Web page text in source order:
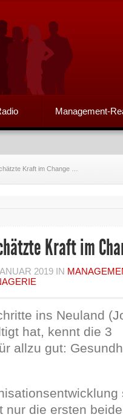
Management-
Kraft im Change …
Kraft im
2019 IN
ins Neuland
hat, kennt die 3
allzu gut:
nur die ersten